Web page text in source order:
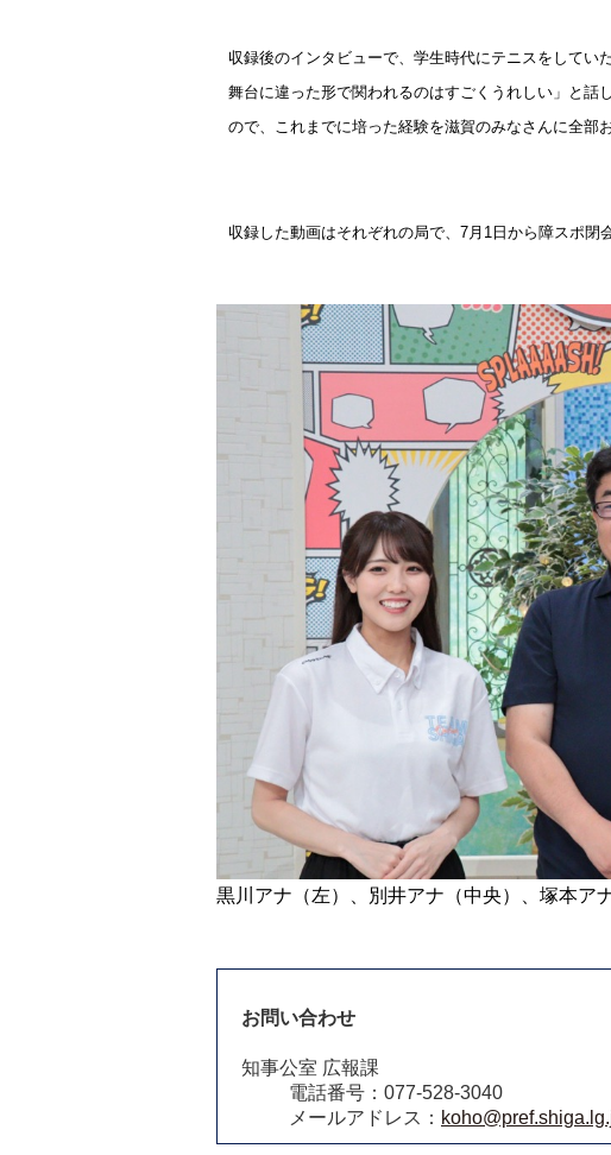
収録後のインタビューで、 学生時代にテニスをしてい
舞台に違った形で関われるのはすごくうれしい」と話
ので、これまでに培った経験を滋賀のみなさんに全部
収録した動画はそれぞれの局で、 7月 1 日から障スポ閉
黒川アナ（左）、別井アナ（中央）、塚本ア
お問い合わせ
知事公室 広報課
電話番号：077-528-3040
メールアドレス：